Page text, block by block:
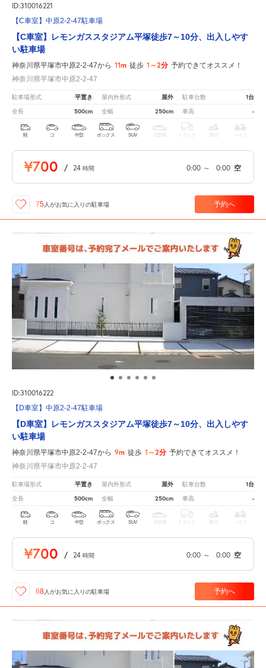
ID:310016221
【C車室】中原2-2-47駐車場
【C車室】レモンガススタジアム平塚徒歩7～10分、出入しやす
い駐車場
神奈川県平塚市中原2-2-47から 11m 徒歩 1～2分 予約できてオススメ！
神奈川県平塚市中原2-2-47
駐車場形式 平置き 屋内外形式 屋外 駐車台数 1台
全長 500cm 全幅 250cm 車高 -
軽 コ 中型 ボックス SUV 大型車 トラック 原付 バイク
¥700 / 24 時間 0:00 ～ 0:00 空
75人がお気に入りの駐車場 予約へ
ID:310016222
【D車室】中原2-2-47駐車場
【D車室】レモンガススタジアム平塚徒歩7～10分、出入しやす
い駐車場
神奈川県平塚市中原2-2-47から 9m 徒歩 1～2分 予約できてオススメ！
神奈川県平塚市中原2-2-47
駐車場形式 平置き 屋内外形式 屋外 駐車台数 1台
全長 500cm 全幅 250cm 車高 -
軽 コ 中型 ボックス SUV 大型車 トラック 原付 バイク
¥700 / 24 時間 0:00 ～ 0:00 空
68人がお気に入りの駐車場 予約へ